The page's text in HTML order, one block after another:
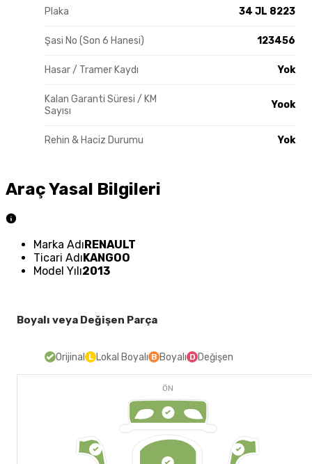
Plaka 34 JL 8223
Şasi No (Son 6 Hanesi) 123456
Hasar / Tramer Kaydı Yok
Kalan Garanti Süresi / KM
Sayısı
Yook
Rehin & Haciz Durumu Yok
Araç Yasal Bilgileri
Marka AdıRENAULT
Ticari AdıKANGOO
Model Yılı2013
Boyalı veya Değişen Parça
Orijinal L Lokal Boyalı B Boyalı D Değişen
ÖN